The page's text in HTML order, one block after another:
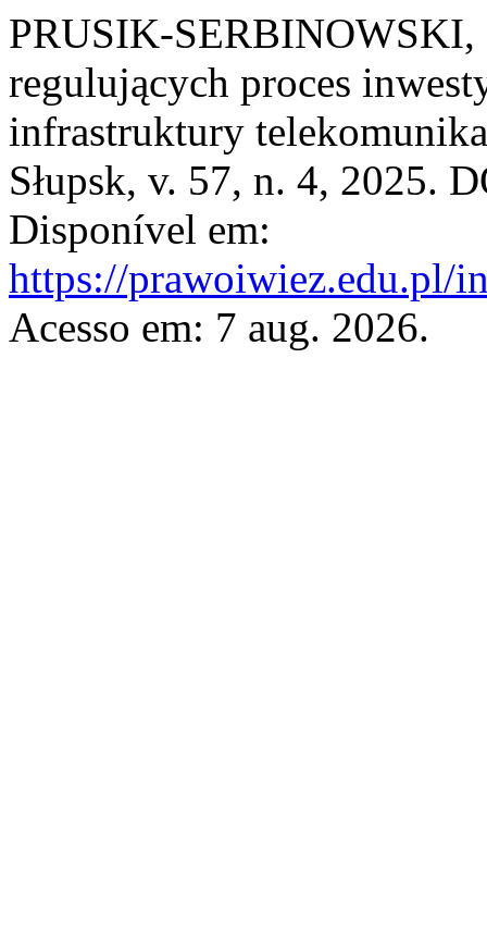
PRUSIK-
regulujących proces
infrastruktury
Słupsk, v. 57, n. 4, 2025.
Disponível em:
https://prawoiwiez.edu.pl/
Acesso em: 7 aug. 2026.